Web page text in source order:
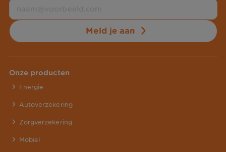
Meld je aan
Onze producten
Energie
Autoverzekering
Zorgverzekering
Mobiel